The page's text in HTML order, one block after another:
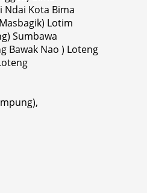
Ndai Kota Bima
Lotim
Sumbawa
Bawak Nao ) Loteng